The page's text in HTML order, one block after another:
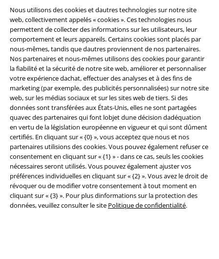
Nous utilisons des cookies et dautres technologies sur notre site
web, collectivement appelés « cookies ». Ces technologies nous
permettent de collecter des informations sur les utilisateurs, leur
comportement et leurs appareils. Certains cookies sont placés par
nous-mêmes, tandis que dautres proviennent de nos partenaires.
Nos partenaires et nous-mêmes utilisons des cookies pour garantir
la fiabilité et la sécurité de notre site web, améliorer et personnaliser
votre expérience dachat, effectuer des analyses et à des fins de
marketing (par exemple, des publicités personnalisées) sur notre site
web, sur les médias sociaux et sur les sites web de tiers. Si des
données sont transférées aux États-Unis, elles ne sont partagées
quavec des partenaires qui font lobjet dune décision dadéquation
en vertu de la législation européenne en vigueur et qui sont dûment
certifiés. En cliquant sur « {0} », vous acceptez que nous et nos
partenaires utilisions des cookies. Vous pouvez également refuser ce
consentement en cliquant sur « {1} » - dans ce cas, seuls les cookies
nécessaires seront utilisés. Vous pouvez également ajuster vos
préférences individuelles en cliquant sur « {2} ». Vous avez le droit de
révoquer ou de modifier votre consentement à tout moment en
cliquant sur « {3} ». Pour plus dinformations sur la protection des
données, veuillez consulter le site Politique de confidentialité.
Clauses de confidentialité
Élimination des déchets et protection de l'environnement
Déclaration de Conformité
Informations sur l'accessibilité
Paramètres des Cookies
Période de rétractation
Tous nos prix sont T.T.C. Cependant, ils ne comprennent pasles frais
denvoi.
© 1986-2026 Large Popmerchandising BV